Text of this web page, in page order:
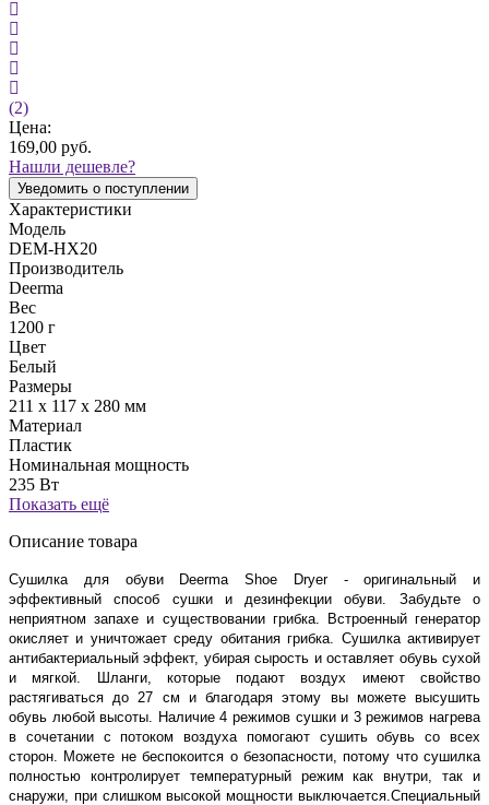
(2)
Цена:
169,00 руб.
Нашли дешевле?
Уведомить о поступлении
Характеристики
Модель
DEM-HX20
Производитель
Deerma
Вес
1200 г
Цвет
Белый
Размеры
211 х 117 х 280 мм
Материал
Пластик
Номинальная мощность
235 Вт
Показать ещё
Описание товара
Сушилка для обуви Deerma Shoe Dryer - оригинальный и
эффективный способ сушки и дезинфекции обуви. Забудьте о
неприятном запахе и существовании грибка. Встроенный генератор
окисляет и уничтожает среду обитания грибка. Сушилка активирует
антибактериальный эффект, убирая сырость и оставляет обувь сухой
и мягкой.
Шланги, которые подают воздух имеют свойство
растягиваться до 27 см и благодаря этому вы можете высушить
обувь любой высоты.
Наличие 4 режимов сушки и 3 режимов нагрева
в сочетании с потоком воздуха помогают сушить обувь со всех
сторон. Можете не беспокоится о безопасности, потому что сушилка
полностью контролирует температурный режим как внутри, так и
снаружи, при слишком высокой мощности выключается.Специальный